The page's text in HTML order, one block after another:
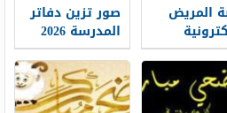
المريض
موعد
فيه
صور تزين دفاتر
المدرسة 2026